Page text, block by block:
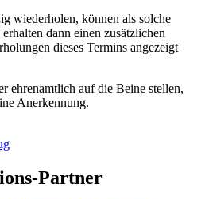
wiederholen, können als solche
dann einen zusätzlichen
dieses Termins angezeigt
ehrenamtlich auf die Beine stellen,
Anerkennung.
Partner